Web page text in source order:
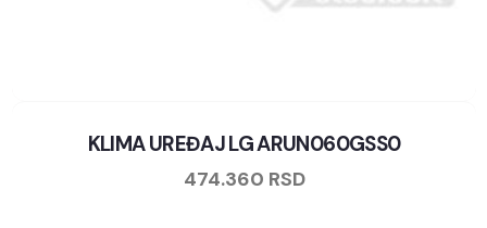
KLIMA UREĐAJ LG ARUN060GSS0
474.360 RSD